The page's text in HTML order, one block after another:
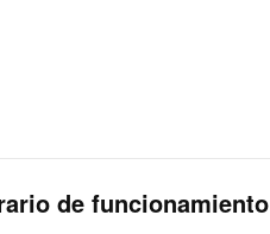
de funcionamiento